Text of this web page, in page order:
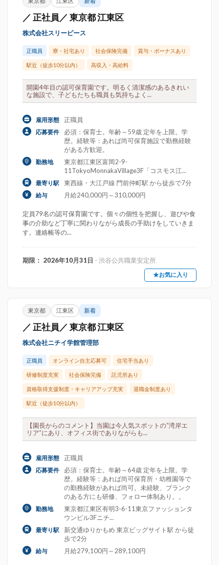
／ 正社員／ 東京都 江東区
株式会社スリーピース
正職員 寮・社宅あり 社会保険完備 賞与・ボーナスあり
駅近（徒歩10分以内） 高収入・高給料
開園4年目の認可保育園です。明るく清潔感のあるきれい
な施設で、子どもたちも職員も気持ちよく...
雇用形態 正職員
応募要件
必須：保育士。年齢～59歳 定年を上限。学
歴。経験等：あれば尚可保育施設で勤務経験
がある方歓迎。
勤務地
東京都江東区富岡2-9-
11TokyoMonnakaVillage3F「コスモス江...
最寄り駅 東西線・大江戸線 門前仲町駅 から徒歩で7分
給与 月給240,000円～310,000円
定員79名の認可保育園です。個々の個性を把握し、遊びや食
事の介助など丁寧に関わりながら成長の手助けをしていきま
す。連絡帳等の...
期限： 2026年10月31日 - 渋谷公共職業安定所
★お気に入り
東京都 江東区 新着
／ 正社員／ 東京都 江東区
株式会社ニチイ学館管理部
正職員 オンライン自主応募可 住宅手当あり
研修制度充実 社会保険完備 託児所あり
資格取得支援制度・キャリアアップ充実 退職金制度あり
駅近（徒歩10分以内）
【園長からのコメント】当園は今人気スポットの“湾岸エ
リア”にあり、オフィス街でありながらも...
雇用形態 正職員
応募要件
必須：保育士。年齢～64歳 定年を上限。学
歴。経験等：あれば尚可保育所・幼稚園等で
の勤務経験があれば尚可。未経験、ブランク
のある方にも研修、フォロー体制あり。。
勤務地
東京都江東区有明3-6-11東京ファッションタ
ウンビル3Fニチ...
最寄り駅
新交通ゆりかもめ 東京ビッグサイト駅 から徒
歩で2分
給与 月給279,100円～289,100円